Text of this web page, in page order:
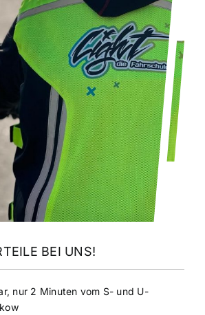
BEI UNS!
nur 2 Minuten vom S- und U-